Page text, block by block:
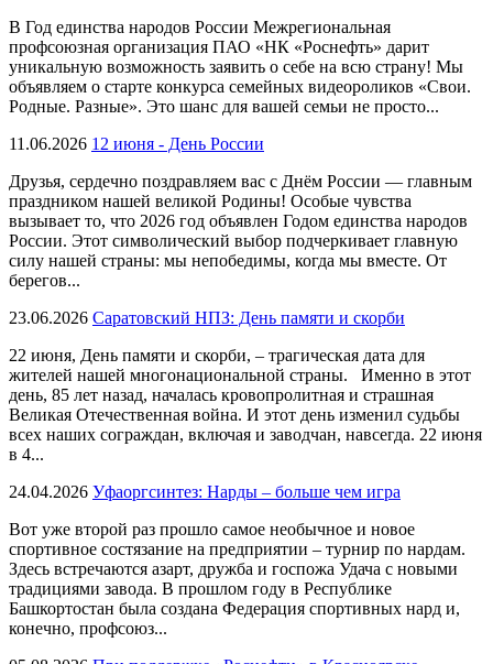
В Год единства народов России Межрегиональная
профсоюзная организация ПАО «НК «Роснефть» дарит
уникальную возможность заявить о себе на всю страну! Мы
объявляем о старте конкурса семейных видеороликов «Свои.
Родные. Разные». Это шанс для вашей семьи не просто...
11.06.2026 12 июня - День России
Друзья, сердечно поздравляем вас с Днём России — главным
праздником нашей великой Родины! Особые чувства
вызывает то, что 2026 год объявлен Годом единства народов
России. Этот символический выбор подчеркивает главную
силу нашей страны: мы непобедимы, когда мы вместе. От
берегов...
23.06.2026 Саратовский НПЗ: День памяти и скорби
22 июня, День памяти и скорби, – трагическая дата для
жителей нашей многонациональной страны. Именно в этот
день, 85 лет назад, началась кровопролитная и страшная
Великая Отечественная война. И этот день изменил судьбы
всех наших сограждан, включая и заводчан, навсегда. 22 июня
в 4...
24.04.2026 Уфаоргсинтез: Нарды – больше чем игра
Вот уже второй раз прошло самое необычное и новое
спортивное состязание на предприятии – турнир по нардам.
Здесь встречаются азарт, дружба и госпожа Удача с новыми
традициями завода. В прошлом году в Республике
Башкортостан была создана Федерация спортивных нард и,
конечно, профсоюз...